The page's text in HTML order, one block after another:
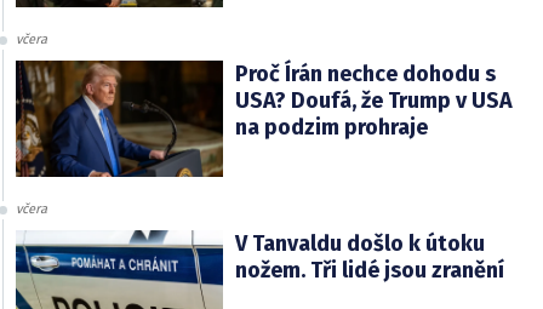
včera
Proč Írán nechce dohodu s
USA? Doufá, že Trump v USA
na podzim prohraje
včera
V Tanvaldu došlo k útoku
nožem. Tři lidé jsou zranění